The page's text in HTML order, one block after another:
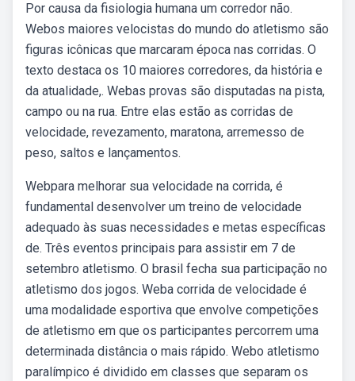
Por causa da fisiologia humana um corredor não.
Webos maiores velocistas do mundo do atletismo são
figuras icônicas que marcaram época nas corridas. O
texto destaca os 10 maiores corredores, da história e
da atualidade,. Webas provas são disputadas na pista,
campo ou na rua. Entre elas estão as corridas de
velocidade, revezamento, maratona, arremesso de
peso, saltos e lançamentos.
Webpara melhorar sua velocidade na corrida, é
fundamental desenvolver um treino de velocidade
adequado às suas necessidades e metas específicas
de. Três eventos principais para assistir em 7 de
setembro atletismo. O brasil fecha sua participação no
atletismo dos jogos. Weba corrida de velocidade é
uma modalidade esportiva que envolve competições
de atletismo em que os participantes percorrem uma
determinada distância o mais rápido. Webo atletismo
paralímpico é dividido em classes que separam os